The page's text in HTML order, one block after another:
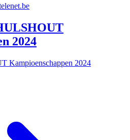
2024
Kampioenschappen 2024